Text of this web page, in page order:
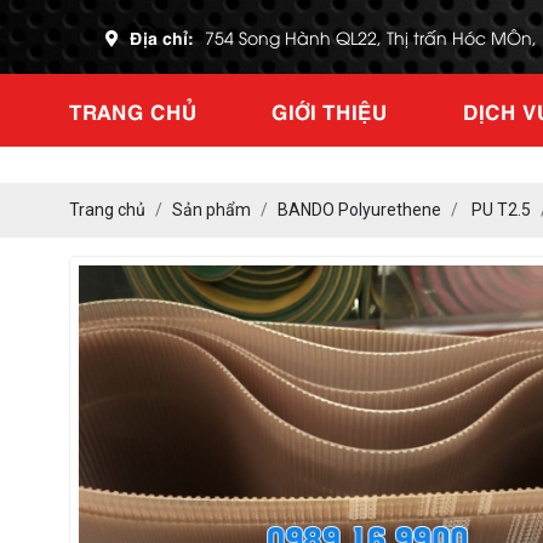
Địa chỉ: 754 Song Hành QL22, Thị trấn Hóc
TRANG CHỦ GIỚI THIỆU DỊCH
Trang chủ Sản phẩm BANDO Polyurethene PU T2.5